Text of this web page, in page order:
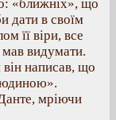
«ближніх», що
дати в своїм
її віри, все
видумати.
він написав, що
мріючи